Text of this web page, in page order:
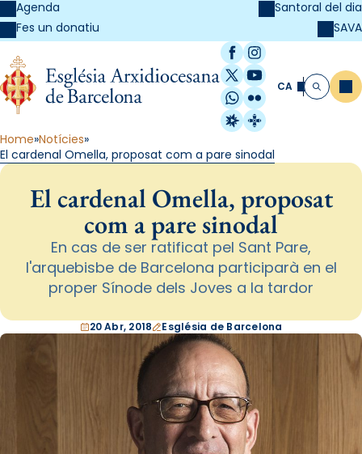
Agenda
Fes un donatiu
Santoral del dia
SAVA
Facebook
Instagram
X / Twitter
YouTube
WhatsApp
Flickr
Radio Estel
Catalunya
CA Cerca
Home Notícies
El cardenal Omella, proposat com a pare sinodal
El cardenal Omella, proposat
com a pare sinodal
En cas de ser ratificat pel Sant Pare,
l'arquebisbe de Barcelona participarà en el
proper Sínode dels Joves a la tardor
20 Abr, 2018 Església de Barcelona